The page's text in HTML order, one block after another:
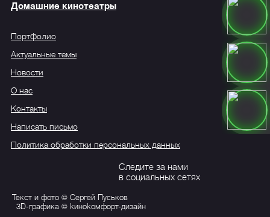
Текст и фото © Сергей Пуськов
3D-графика © kиноkомфорт-дизайн
Домашние кинотеатры
Портфолио
Актуальные темы
Новости
О нас
Контакты
Написать письмо
Политика обработки персональных данных
Следите за нами
в социальных сетях